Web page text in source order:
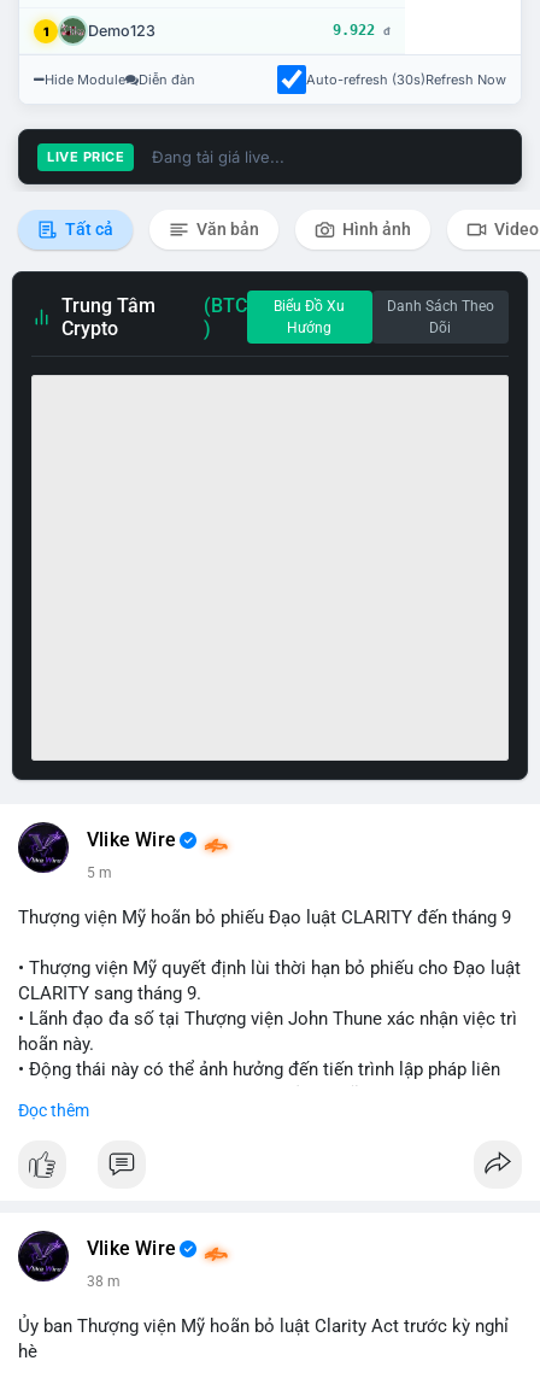
1 Demo123 9.922 đ
Hide Module Diễn đàn Auto-refresh (30s)Refresh Now
LIVE PRICE Đang tải giá live...
Tất cả Văn bản Hình ảnh Video
Trung Tâm
Crypto
(BTC
)
Biểu Đồ Xu
Hướng
Danh Sách Theo
Dõi
Vlike Wire
5 m
Thượng viện Mỹ hoãn bỏ phiếu Đạo luật CLARITY đến tháng 9
• Thượng viện Mỹ quyết định lùi thời hạn bỏ phiếu cho Đạo luật
CLARITY sang tháng 9.
• Lãnh đạo đa số tại Thượng viện John Thune xác nhận việc trì
hoãn này.
• Động thái này có thể ảnh hưởng đến tiến trình lập pháp liên
📰 Nguồn: Cointelegraph
Đọc thêm
Vlike Wire
38 m
Ủy ban Thượng viện Mỹ hoãn bỏ luật Clarity Act trước kỳ nghỉ
hè